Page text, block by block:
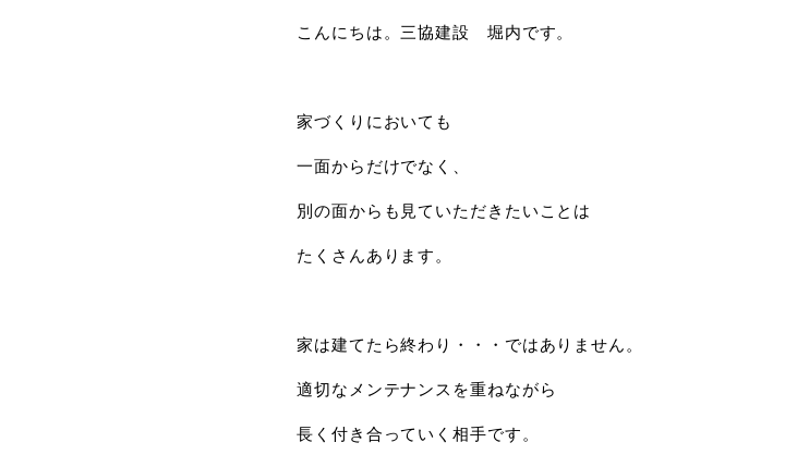
こんにちは。三協建設 堀内です。
家づくりにおいても
一面からだけでなく、
別の面からも見ていただきたいことは
たくさんあります。
家は建てたら終わり・・・ではありません。
適切なメンテナンスを重ねながら
長く付き合っていく相手です。